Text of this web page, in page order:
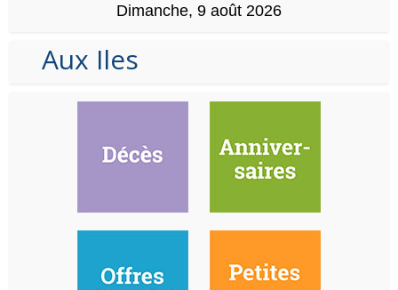
Dimanche, 9 août 2026
Aux Iles